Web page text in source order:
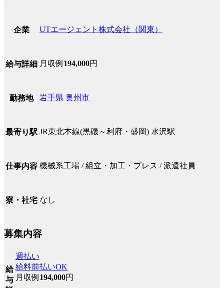
企業 UTエージェント株式会社（関東）
給与詳細 月収例 194,000円
勤務地 岩手県 奥州市
最寄り駅 JR東北本線(黒磯～利府・盛岡) 水沢駅
仕事内容 機械系工場 / 組立・加工・プレス / 派遣社員
寮・社宅 なし
募集内容
給
与
週払い
給料前払いOK
月収例 194,000円